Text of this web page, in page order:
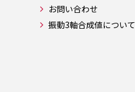
お問い合わせ
振動3軸合成値について